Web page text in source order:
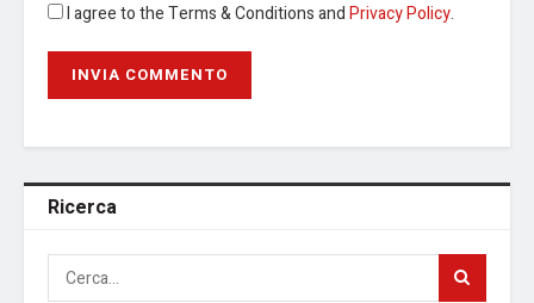
I agree to the Terms & Conditions andPrivacy Policy.
Ricerca